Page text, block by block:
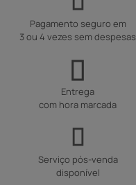
Pagamento seguro em
3 ou 4 vezes sem despesas
Entrega
com hora marcada
Serviço pós-venda
disponível